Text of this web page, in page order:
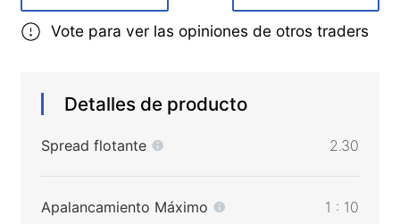
Vote para ver las opiniones de otros traders
Detalles de producto
Spread flotante 2.30
Apalancamiento Máximo 1 : 10